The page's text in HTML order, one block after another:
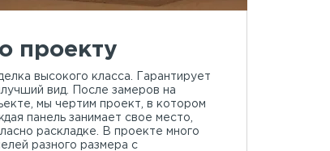
проекту
высокого класса. Гарантирует
вид. После замеров на
мы чертим проект, в котором
панель занимает свое место,
раскладке. В проекте много
разного размера с